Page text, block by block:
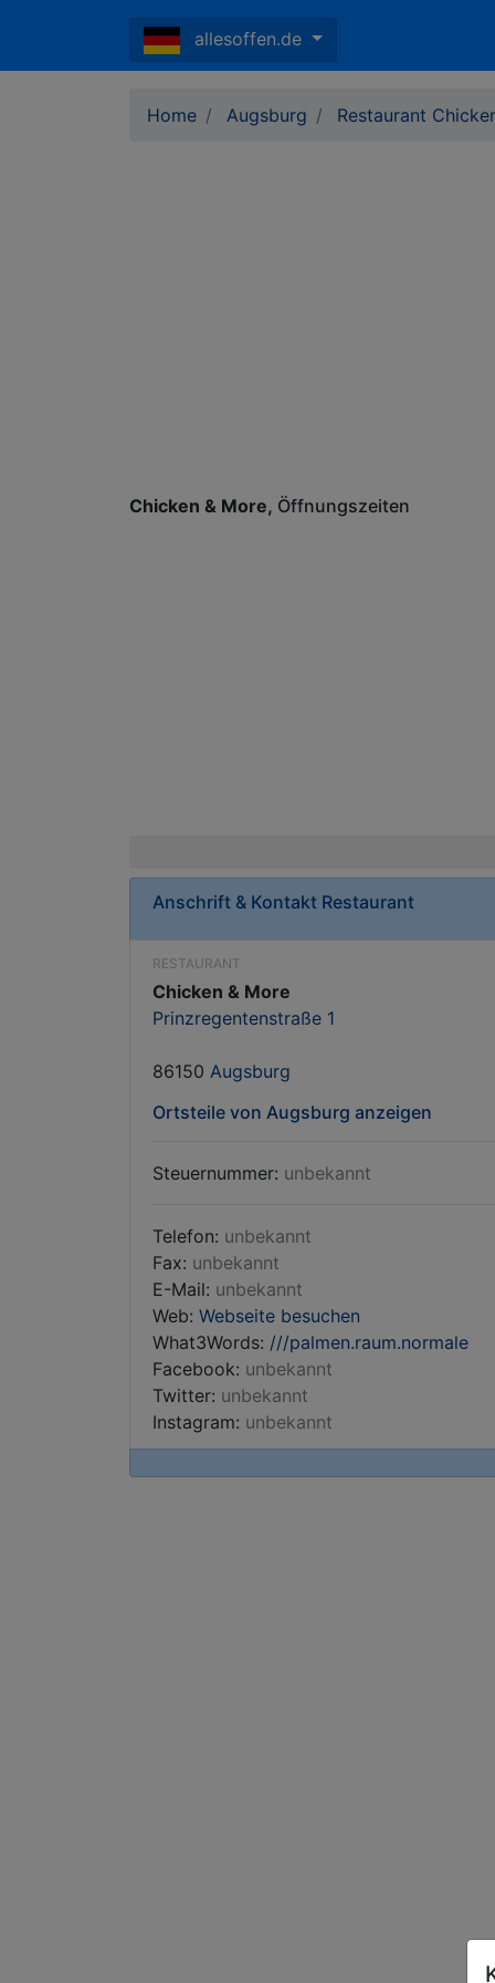
allesoffen.de
Home Augsburg Restaurant
Chicken & More Öffnungszeiten
Anschrift & Kontakt Restaurant
RESTAURANT
Chicken & More
Prinzregentenstraße 1
86150 Augsburg
Ortsteile von Augsburg anzeigen
Steuernummer: unbekannt
Telefon: unbekannt
Fax: unbekannt
E-Mail: unbekannt
Web: Webseite besuchen
What3Words: ///palmen.raum.normale
Facebook: unbekannt
Twitter: unbekannt
Instagram: unbekannt